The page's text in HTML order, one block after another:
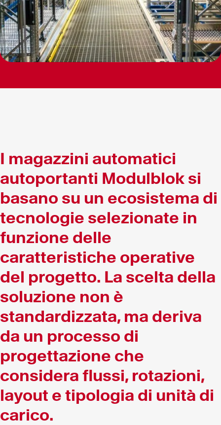
I magazzini automatici
autoportanti Modulblok si
basano su un ecosistema di
tecnologie selezionate in
funzione delle
caratteristiche operative
del progetto. La scelta della
soluzione non è
standardizzata, ma deriva
da un processo di
progettazione che
considera flussi, rotazioni,
layout e tipologia di unità di
carico.